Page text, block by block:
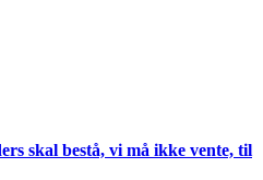
skal bestå, vi må ikke vente, til